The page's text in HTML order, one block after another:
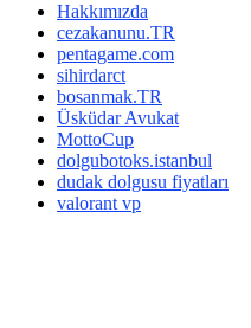
Hakkımızda
cezakanunu.TR
pentagame.com
sihirdarct
bosanmak.TR
Üsküdar Avukat
MottoCup
dolgubotoks.istanbul
dudak dolgusu fiyatları
valorant vp